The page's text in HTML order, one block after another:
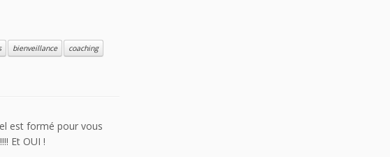
bienveillance
coaching
est formé pour vous
Et OUI !